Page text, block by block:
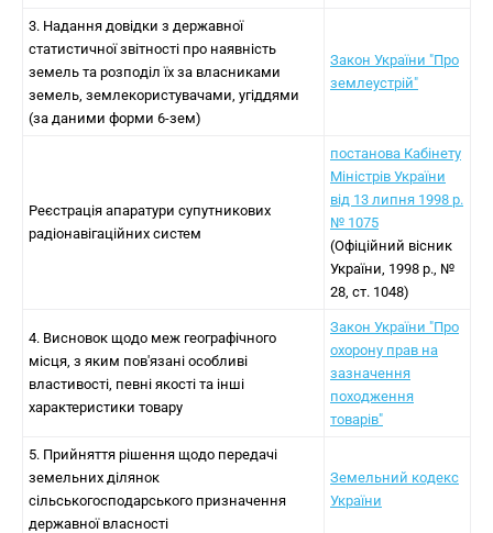
3. Надання довідки з державної
статистичної звітності про наявність
земель та розподіл їх за власниками
земель, землекористувачами, угіддями
(за даними форми 6-зем)
Закон України "Про
землеустрій"
Реєстрація апаратури супутникових
радіонавігаційних систем
постанова Кабінету
Міністрів України
від 13 липня 1998 р.
№ 1075
(Офіційний вісник
України, 1998 р., №
28, ст. 1048)
4. Висновок щодо меж географічного
місця, з яким пов'язані особливі
властивості, певні якості та інші
характеристики товару
Закон України "Про
охорону прав на
зазначення
походження
товарів"
5. Прийняття рішення щодо передачі
земельних ділянок
сільськогосподарського призначення
державної власності
Земельний кодекс
України